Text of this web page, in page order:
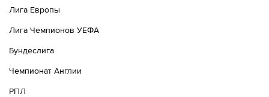
Лига Европы
Лига Чемпионов УЕФА
Бундеслига
Чемпионат Англии
РПЛ